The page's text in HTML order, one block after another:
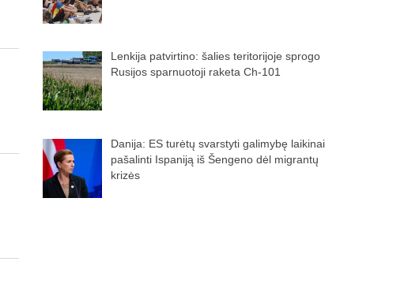
Lenkija patvirtino: šalies teritorijoje sprogo
Rusijos sparnuotoji raketa Ch-101
Danija: ES turėtų svarstyti galimybę laikinai
pašalinti Ispaniją iš Šengeno dėl migrantų
krizės